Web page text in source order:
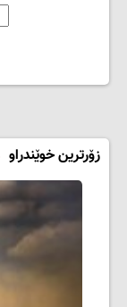
زۆرترین خوێندراو